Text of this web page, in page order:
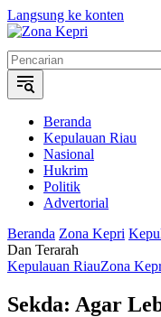
Langsung ke konten
Beranda
Kepulauan Riau
Nasional
Hukrim
Politik
Advertorial
Beranda Zona Kepri
Dan Terarah
Kepulauan RiauZona
Sekda: Agar